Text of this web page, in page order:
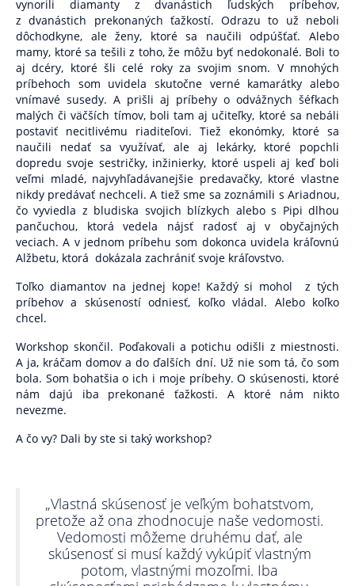
vynorili diamanty z dvanástich ľudských príbehov,
z dvanástich prekonaných ťažkostí. Odrazu to už neboli
dôchodkyne, ale ženy, ktoré sa naučili odpúšťať. Alebo
mamy, ktoré sa tešili z toho, že môžu byť nedokonalé. Boli to
aj dcéry, ktoré šli celé roky za svojim snom. V mnohých
príbehoch som uvidela skutočne verné kamarátky alebo
vnímavé susedy. A prišli aj príbehy o odvážnych šéfkach
malých či väčších tímov, boli tam aj učiteľky, ktoré sa nebáli
postaviť necitlivému riaditeľovi. Tiež ekonómky, ktoré sa
naučili nedať sa využívať, ale aj lekárky, ktoré popchli
dopredu svoje sestričky, inžinierky, ktoré uspeli aj keď boli
veľmi mladé, najvyhľadávanejšie predavačky, ktoré vlastne
nikdy predávať nechceli. A tiež sme sa zoznámili s Ariadnou,
čo vyviedla z bludiska svojich blízkych alebo s Pipi dlhou
pančuchou, ktorá vedela nájsť radosť aj v obyčajných
veciach. A v jednom príbehu som dokonca uvidela kráľovnú
Alžbetu, ktorá dokázala zachrániť svoje kráľovstvo.
Toľko diamantov na jednej kope! Každý si mohol
z tých
príbehov a skúseností odniesť, koľko vládal. Alebo koľko
chcel.
Workshop skončil. Poďakovali a potichu odišli z miestnosti.
A ja, kráčam domov a do ďalších dní. Už nie som tá, čo som
bola. Som bohatšia o ich i moje príbehy. O skúsenosti, ktoré
nám dajú iba prekonané ťažkosti. A ktoré nám nikto
nevezme.
A čo vy? Dali by ste si taký workshop?
„Vlastná skúsenosť je veľkým bohatstvom,
pretože až ona zhodnocuje naše vedomosti.
Vedomosti môžeme druhému dať, ale
skúsenosť si musí každý vykúpiť vlastným
potom, vlastnými mozoľmi. Iba